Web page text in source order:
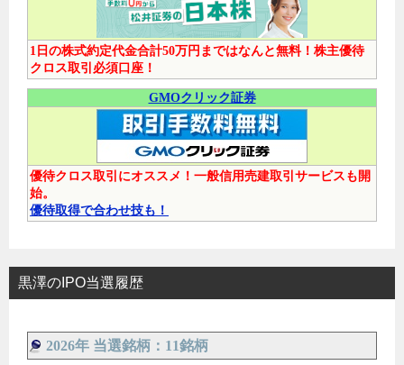
1日の株式約定代金合計50万円まではなんと無料！株主優待
クロス取引必須口座！
GMOクリック証券
優待クロス取引にオススメ！一般信用売建取引サービスも開
始。
優待取得で合わせ技も！
黒澤のIPO当選履歴
2026年 当選銘柄：11銘柄